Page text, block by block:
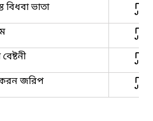
বিধবা ভাতা
করন জরিপ